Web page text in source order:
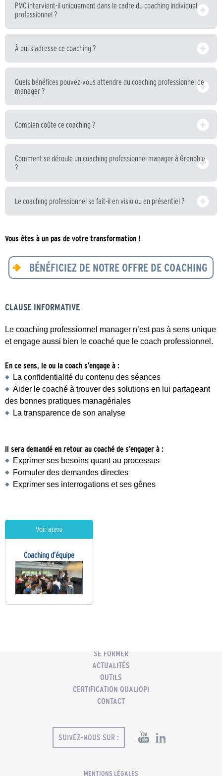
PMC intervient-il uniquement dans le cadre du coaching individuel
professionnel ?
À qui s'adresse ce coaching ?
Quels bénéfices pouvez-vous attendre du coaching professionnel de
manager ?
Combien coûte ce coaching ?
Comment se déroule un coaching professionnel manager à Grenoble
?
Le coaching professionnel se fait-il en visio ou en présentiel ?
Vous êtes à un pas de votre transformation !
BÉNÉFICIEZ DE NOTRE OFFRE DE COACHING
CLAUSE INFORMATIVE
Le coaching professionnel manager n’est pas à sens unique
et engage aussi bien le coaché que le coach professionnel.
En ce sens, le ou la coach s’engage à :
La confidentialité du contenu des séances
Aider le coaché à trouver des solutions en lui partageant
des bonnes pratiques managériales
La transparence de son analyse
Il sera demandé en retour au coaché de s’engager à :
Exprimer ses besoins quant au processus
Formuler des demandes directes
Exprimer ses interrogations et ses gênes
Voir aussi
Coaching d’équipe
SE FORMER
ACTUALITÉS
OUTILS
CERTIFICATION QUALIOPI
CONTACT
SUIVEZ-NOUS SUR :
MENTIONS LÉGALES